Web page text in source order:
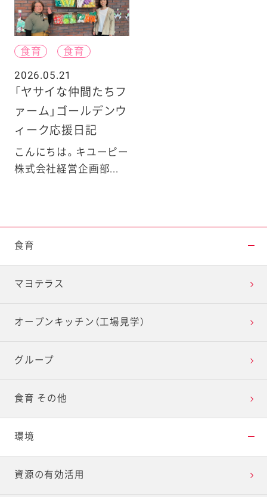
食育
食育
2026.05.21
「ヤサイな仲間たちフ
ァーム」ゴールデンウ
ィーク応援日記
こんにちは。キユーピー
株式会社経営企画部...
食育
マヨテラス
オープンキッチン（工場見学）
グループ
食育 その他
環境
資源の有効活用